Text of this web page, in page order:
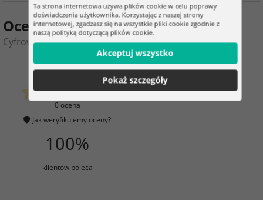
Ocena produktu
Cyfrowy licznik motogodzin – licznik godzin pracy
0
0 ocena
Jak weryfikujemy oceny?
2
100%
klientów poleca
Ta strona internetowa używa plików cookie w celu poprawy
doświadczenia użytkownika. Korzystając z naszej strony
internetowej, zgadzasz się na wszystkie pliki cookie zgodnie z
naszą polityką dotyczącą plików cookie.
Akceptuj wszystko
Pokaż szczegóły